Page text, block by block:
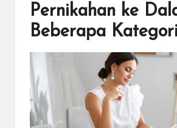
Pernikahan ke
Beberapa Kategori